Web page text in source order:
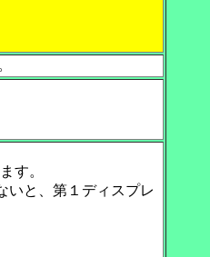
す。
いと、第１ディスプレ